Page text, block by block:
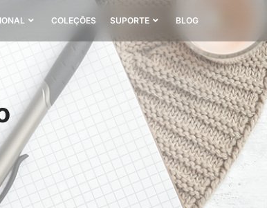
COLEÇÕES SUPORTE BLOG